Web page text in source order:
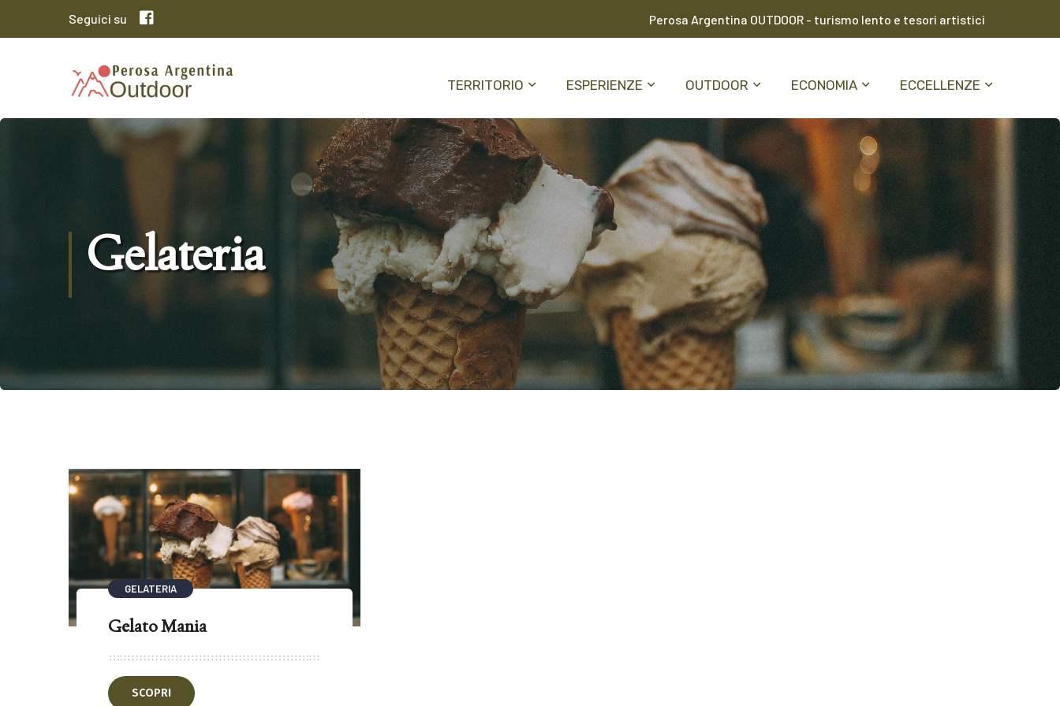
Seguici su Perosa Argentina OUTDOOR - turismo lento e tesori artistici
TERRITORIO ESPERIENZE OUTDOOR ECONOMIA ECCELLENZE
Gelateria
GELATERIA
Gelato Mania
SCOPRI